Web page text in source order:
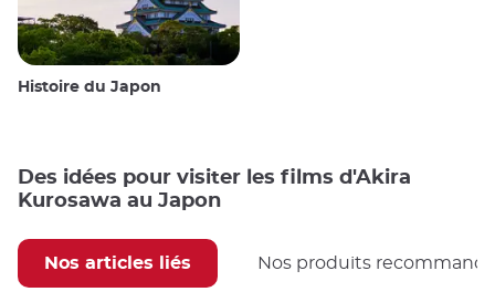
Histoire du Japon
Des idées pour visiter les films d'Akira
Kurosawa au Japon
Nos articles liés Nos produits